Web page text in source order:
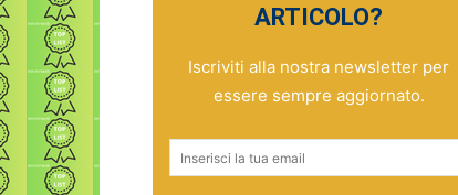
ARTICOLO?
Iscriviti alla nostra newsletter per
essere sempre aggiornato.